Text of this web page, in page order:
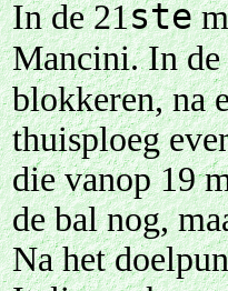
In de 21ste
Mancini. In de
blokkeren, na
thuisploeg
die vanop 19
de bal nog,
Na het